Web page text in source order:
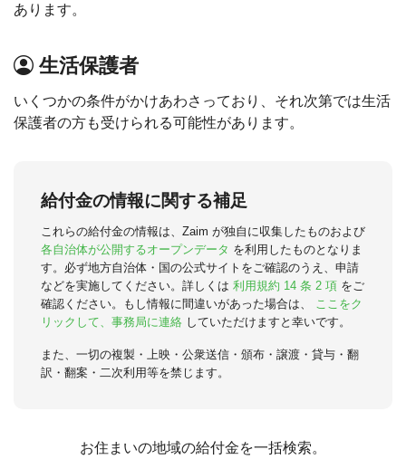
あります。
生活保護者
いくつかの条件がかけあわさっており、それ次第では生活
保護者の方も受けられる可能性があります。
給付金の情報に関する補足
これらの給付金の情報は、Zaim が独自に収集したものおよび
各自治体が公開するオープンデータ を利用したものとなりま
す。必ず地方自治体・国の公式サイトをご確認のうえ、申請
などを実施してください。詳しくは 利用規約 14 条 2 項 をご
確認ください。もし情報に間違いがあった場合は、
ここをク
リックして、事務局に連絡 していただけますと幸いです。
また、一切の複製・上映・公衆送信・頒布・譲渡・貸与・翻
訳・翻案・二次利用等を禁じます。
お住まいの地域の給付金を一括検索。